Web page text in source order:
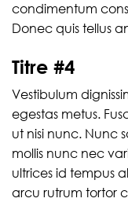
condimentum
Donec quis tellus
Titre #4
Vestibulum
egestas metus.
ut nisi nunc. Nunc
mollis nunc nec
ultrices id tempus
arcu rutrum tortor